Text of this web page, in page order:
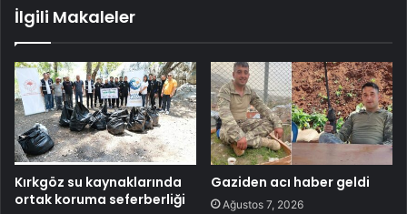
İlgili Makaleler
Kırkgöz su kaynaklarında
ortak koruma seferberliği
Gaziden acı haber geldi
Ağustos 7, 2026